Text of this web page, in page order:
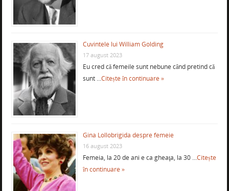
Cuvintele lui William Golding
17 august 2023
Eu cred că femeile sunt nebune când pretind că
sunt …Citește în continuare »
Gina Lollobrigida despre femeie
16 august 2023
Femeia, la 20 de ani e ca gheaţa, la 30 …Citește
în continuare »